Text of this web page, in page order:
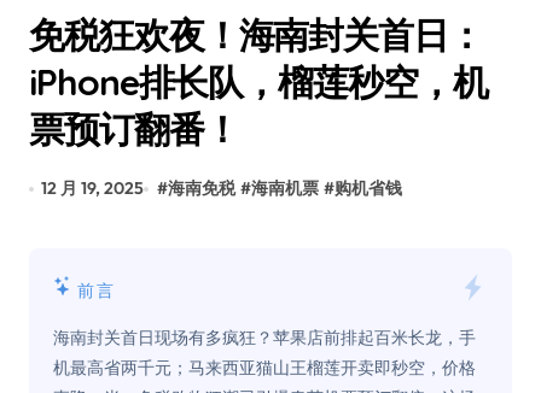
免税狂欢夜！海南封关首日：
iPhone排长队，榴莲秒空，机
票预订翻番！
12 月 19, 2025 #海南免税 #海南机票 #购机省钱
前言
海南封关首日现场有多疯狂？苹果店前排起百米长龙，手
机最高省两千元；马来西亚猫山王榴莲开卖即秒空，价格